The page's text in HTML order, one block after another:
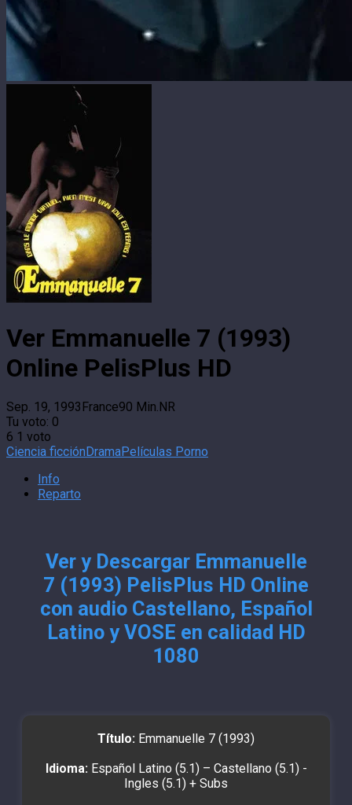
Ver Emmanuelle 7 (1993)
Online PelisPlus HD
Sep. 19, 1993 France90 Min.NR
Tu voto: 0
6 1 voto
Ciencia ficciónDramaPelículas Porno
Info
Reparto
Ver y Descargar Emmanuelle
7 (1993) PelisPlus HD Online
con audio Castellano, Español
Latino y VOSE en calidad HD
1080
Título: Emmanuelle 7 (1993)
Idioma: Español Latino (5.1) – Castellano (5.1) -
Ingles (5.1) + Subs